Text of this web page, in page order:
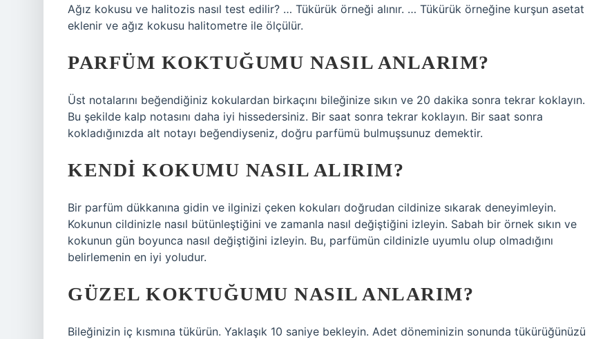
Ağız kokusu ve halitozis nasıl test edilir? … Tükürük örneği alınır. … Tükürük örneğine kurşun asetat
eklenir ve ağız kokusu halitometre ile ölçülür.
PARFÜM KOKTUĞUMU NASIL ANLARIM?
Üst notalarını beğendiğiniz kokulardan birkaçını bileğinize sıkın ve 20 dakika sonra tekrar koklayın.
Bu şekilde kalp notasını daha iyi hissedersiniz. Bir saat sonra tekrar koklayın. Bir saat sonra
kokladığınızda alt notayı beğendiyseniz, doğru parfümü bulmuşsunuz demektir.
KENDI KOKUMU NASIL ALIRIM?
Bir parfüm dükkanına gidin ve ilginizi çeken kokuları doğrudan cildinize sıkarak deneyimleyin.
Kokunun cildinizle nasıl bütünleştiğini ve zamanla nasıl değiştiğini izleyin. Sabah bir örnek sıkın ve
kokunun gün boyunca nasıl değiştiğini izleyin. Bu, parfümün cildinizle uyumlu olup olmadığını
belirlemenin en iyi yoludur.
GÜZEL KOKTUĞUMU NASIL ANLARIM?
Bileğinizin iç kısmına tükürün. Yaklaşık 10 saniye bekleyin. Adet döneminizin sonunda tükürüğünüzü